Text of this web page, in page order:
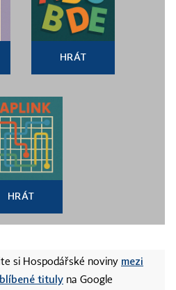
HRÁT
HRÁT
si Hospodářské noviny mezi
tituly na Google